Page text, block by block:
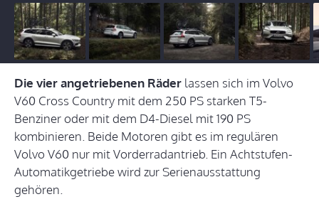
Die vier angetriebenen Räder lassen sich im Volvo
V60 Cross Country mit dem 250 PS starken T5-
Benziner oder mit dem D4-Diesel mit 190 PS
kombinieren. Beide Motoren gibt es im regulären
Volvo V60 nur mit Vorderradantrieb. Ein Achtstufen-
Automatikgetriebe wird zur Serienausstattung
gehören.